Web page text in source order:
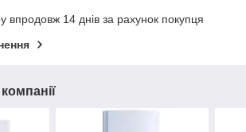
впродовж 14 днів за рахунок покупця